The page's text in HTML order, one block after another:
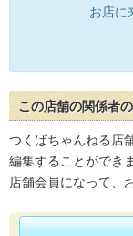
お店に
この店舗の関係者
つくばちゃんねる店
編集することができ
店舗会員になって、